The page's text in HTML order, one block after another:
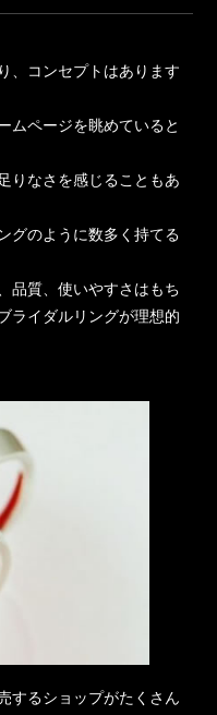
、コンセプトはあります
ムページを眺めていると
りなさを感じることもあ
グのように数多く持てる
品質、使いやすさはもち
ライダルリングが理想的
するショップがたくさん